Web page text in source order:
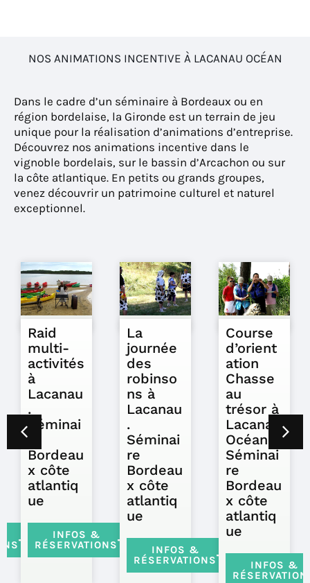
NOS ANIMATIONS INCENTIVE À LACANAU OCÉAN
Dans le cadre d’un séminaire à Bordeaux ou en
région bordelaise, la Gironde est un terrain de jeu
unique pour la réalisation d’animations d’entreprise.
Découvrez nos animations incentive dans le
vignoble bordelais, sur le bassin d’Arcachon ou sur
la côte atlantique. En petits ou grands groupes,
venez découvrir un patrimoine culturel et naturel
exceptionnel.
Raid
multi-
activités
à
Lacanau
.
Séminai
Bordeau
x côte
atlantiq
ue
INFOS &
RÉSERVATIONS
La
journée
des
robinso
ns à
Lacanau
.
Séminai
re
Bordeau
x côte
atlantiq
ue
INFOS &
RÉSERVATIONS
Course
d’orient
ation
Chasse
au
trésor à
Lacanau
Océan.
Séminai
re
Bordeau
x côte
atlantiq
ue
INFOS &